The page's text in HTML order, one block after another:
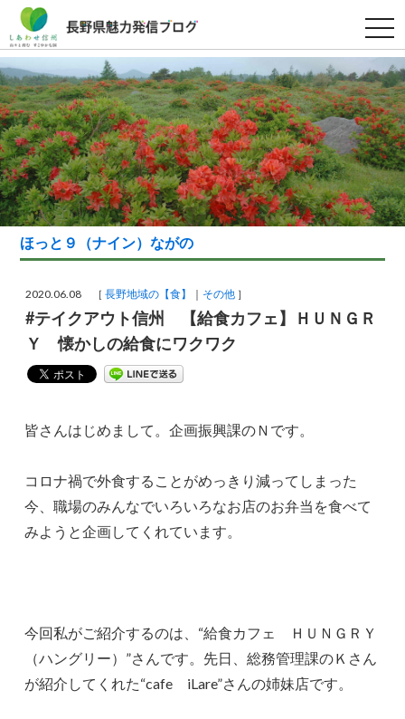
t
o
g
l
e
n
a
v
i
g
a
t
i
o
n
ほっと９（ナイン）ながの
2020.06.08 ［長野地域の【食】 その他 ］
#テイクアウト信州 【給食カフェ】ＨＵＮＧＲ
Ｙ 懐かしの給食にワクワク
皆さんはじめまして。企画振興課のＮです。
コロナ禍で外食することがめっきり減ってしまった
今、職場のみんなでいろいろなお店のお弁当を食べて
みようと企画してくれています。
今回私がご紹介するのは、“給食カフェ ＨＵＮＧＲＹ
（ハングリー）”さんです。先日、総務管理課のＫさん
が紹介してくれた“cafe iLare”さんの姉妹店です。